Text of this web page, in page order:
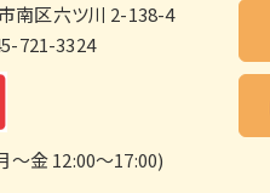
南区六ツ川 2-138-4
721-3324
～金 12:00～17:00)